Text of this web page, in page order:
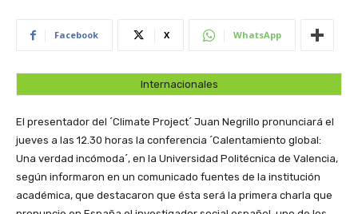
Facebook X WhatsApp
Internacionales
El presentador del ´Climate Project´ Juan Negrillo pronunciará el
jueves a las 12.30 horas la conferencia ´Calentamiento global:
Una verdad incómoda´, en la Universidad Politécnica de Valencia,
según informaron en un comunicado fuentes de la institución
académica, que destacaron que ésta será la primera charla que